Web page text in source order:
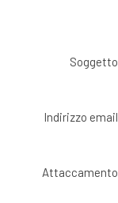
Soggetto
Indirizzo email
Attaccamento